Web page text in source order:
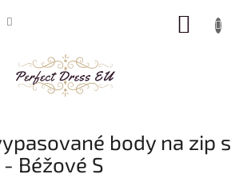
body na zip s
Béžové S